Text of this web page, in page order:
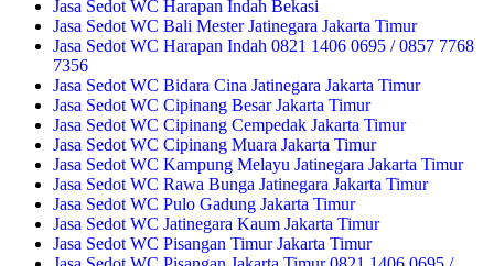
Jasa Sedot WC Harapan Indah Bekasi
Jasa Sedot WC Bali Mester Jatinegara Jakarta Timur
Jasa Sedot WC Harapan Indah 0821 1406 0695 / 0857 7768
7356
Jasa Sedot WC Bidara Cina Jatinegara Jakarta Timur
Jasa Sedot WC Cipinang Besar Jakarta Timur
Jasa Sedot WC Cipinang Cempedak Jakarta Timur
Jasa Sedot WC Cipinang Muara Jakarta Timur
Jasa Sedot WC Kampung Melayu Jatinegara Jakarta Timur
Jasa Sedot WC Rawa Bunga Jatinegara Jakarta Timur
Jasa Sedot WC Pulo Gadung Jakarta Timur
Jasa Sedot WC Jatinegara Kaum Jakarta Timur
Jasa Sedot WC Pisangan Timur Jakarta Timur